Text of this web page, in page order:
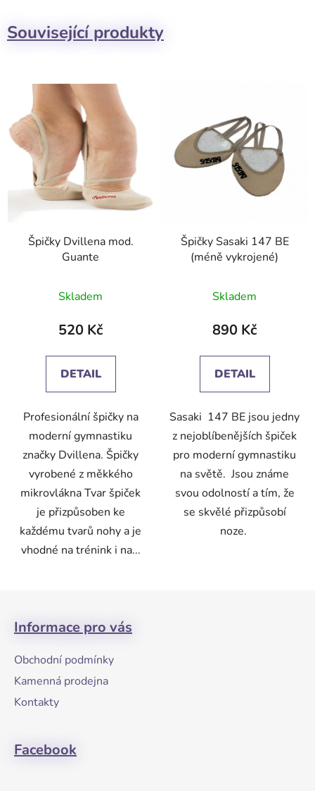
Související produkty
Špičky Dvillena mod.
Guante
Skladem
520 Kč
DETAIL
Profesionální špičky na
moderní gymnastiku
značky Dvillena. Špičky
vyrobené z měkkého
mikrovlákna Tvar špiček
je přizpůsoben ke
každému tvarů nohy a je
vhodné na trénink i na...
Špičky Sasaki 147 BE
(méně vykrojené)
Skladem
890 Kč
DETAIL
Sasaki 147 BE jsou jedny
z nejoblíbenějších špiček
pro moderní gymnastiku
na světě. Jsou známe
svou odolností a tím, že
se skvělé přizpůsobí
noze.
Informace pro vás
Obchodní podmínky
Kamenná prodejna
Kontakty
Facebook